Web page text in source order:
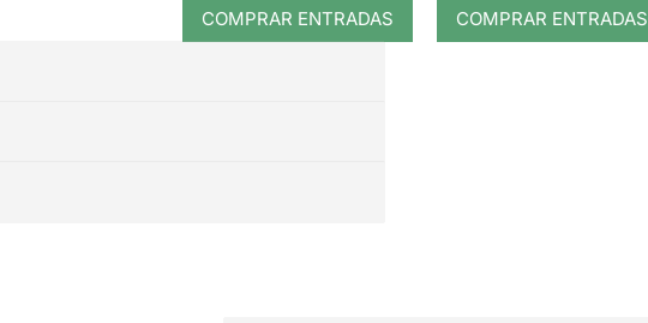
COMPRAR ENTRADAS COMPRAR ENTRADAS